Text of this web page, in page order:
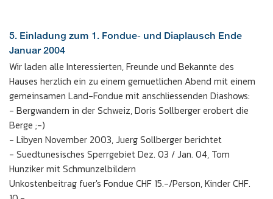
5. Einladung zum 1. Fondue- und Diaplausch Ende
Januar 2004
Wir laden alle Interessierten, Freunde und Bekannte des
Hauses herzlich ein zu einem gemuetlichen Abend mit einem
gemeinsamen Land-Fondue mit anschliessenden Diashows:
- Bergwandern in der Schweiz, Doris Sollberger erobert die
Berge ;-)
- Libyen November 2003, Juerg Sollberger berichtet
- Suedtunesisches Sperrgebiet Dez. 03 / Jan. 04, Tom
Hunziker mit Schmunzelbildern
Unkostenbeitrag fuer's Fondue CHF 15.-/Person, Kinder CHF.